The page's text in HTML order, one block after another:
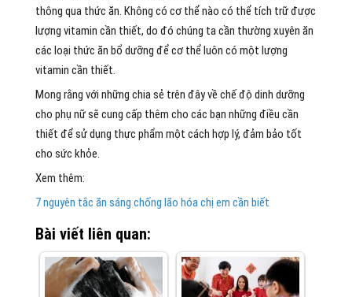
thông qua thức ăn. Không có cơ thể nào có thể tích trữ được
lượng vitamin cần thiết, do đó chúng ta cần thường xuyên ăn
các loại thức ăn bổ dưỡng để cơ thể luôn có một lượng
vitamin cần thiết.
Mong rằng với những chia sẻ trên đây về chế độ dinh dưỡng
cho phụ nữ sẽ cung cấp thêm cho các bạn những điều cần
thiết để sử dụng thực phẩm một cách hợp lý, đảm bảo tốt
cho sức khỏe.
Xem thêm:
7 nguyên tắc ăn sáng chống lão hóa chị em cần biết
Bài viết liên quan: